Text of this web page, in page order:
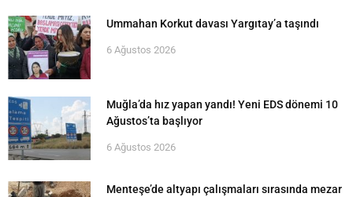
Ummahan Korkut davası Yargıtay’a taşındı
6 Ağustos 2026
Muğla’da hız yapan yandı! Yeni EDS dönemi 10
Ağustos’ta başlıyor
6 Ağustos 2026
Menteşe’de altyapı çalışmaları sırasında mezar